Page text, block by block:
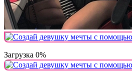
Загрузка 0%